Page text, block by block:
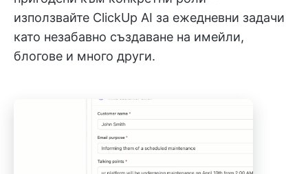
използвайте ClickUp AI за ежедневни задачи
като незабавно създаване на имейли,
блогове и много други.